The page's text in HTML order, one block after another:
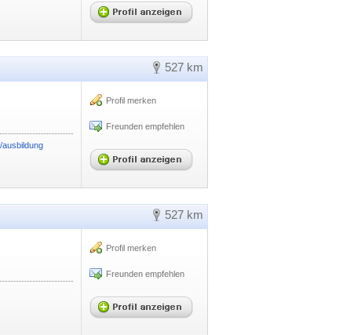
527 km
Profil merken
Freunden empfehlen
527 km
Profil merken
Freunden empfehlen